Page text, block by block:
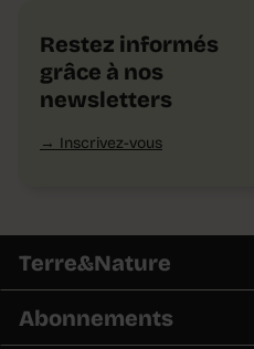
Restez informés
grâce à nos
newsletters
Inscrivez-vous
Terre&Nature
Abonnements